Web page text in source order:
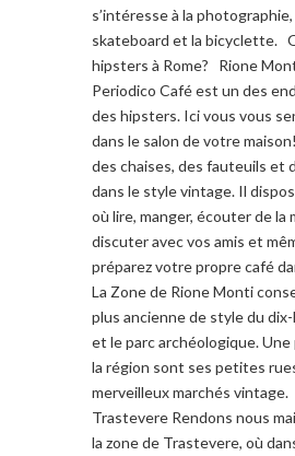
s’intéresse à la photographie,
skateboard et la bicyclette.
hipsters à Rome? Rione
Periodico Café est un des
des hipsters. Ici vous vous
dans le salon de votre
des chaises, des fauteuils et
dans le style vintage. Il
où lire, manger, écouter de la
discuter avec vos amis et
préparez votre propre café
La Zone de Rione Monti
plus ancienne de style du
et le parc archéologique.
la région sont ses petites
merveilleux marchés
Trastevere Rendons nous
la zone de Trastevere, où